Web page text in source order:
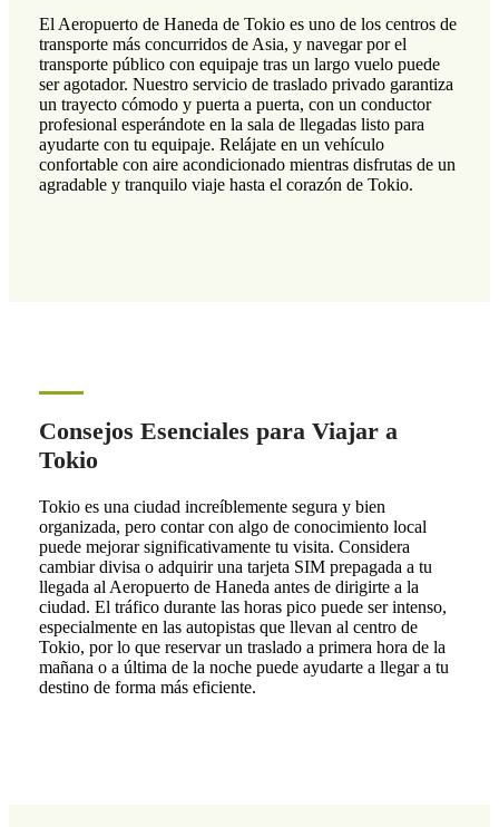
El Aeropuerto de Haneda de Tokio es uno de los centros de
transporte más concurridos de Asia, y navegar por el
transporte público con equipaje tras un largo vuelo puede
ser agotador. Nuestro servicio de traslado privado garantiza
un trayecto cómodo y puerta a puerta, con un conductor
profesional esperándote en la sala de llegadas listo para
ayudarte con tu equipaje. Relájate en un vehículo
confortable con aire acondicionado mientras disfrutas de un
agradable y tranquilo viaje hasta el corazón de Tokio.
Consejos Esenciales para Viajar a
Tokio
Tokio es una ciudad increíblemente segura y bien
organizada, pero contar con algo de conocimiento local
puede mejorar significativamente tu visita. Considera
cambiar divisa o adquirir una tarjeta SIM prepagada a tu
llegada al Aeropuerto de Haneda antes de dirigirte a la
ciudad. El tráfico durante las horas pico puede ser intenso,
especialmente en las autopistas que llevan al centro de
Tokio, por lo que reservar un traslado a primera hora de la
mañana o a última de la noche puede ayudarte a llegar a tu
destino de forma más eficiente.